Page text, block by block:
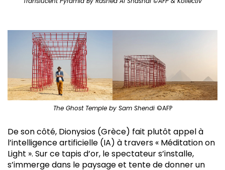
The Ghost Temple by Sam Shendi ©AFP
De son côté, Dionysios (Grèce) fait plutôt appel à
l’intelligence artificielle (IA) à travers « Méditation on
Light ». Sur ce tapis d’or, le spectateur s’installe,
s’immerge dans le paysage et tente de donner un